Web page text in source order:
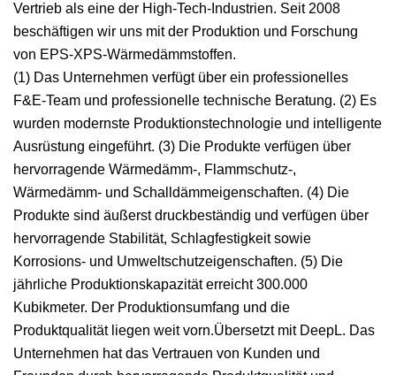
Vertrieb als eine der High-Tech-Industrien. Seit 2008
beschäftigen wir uns mit der Produktion und Forschung
von EPS-XPS-Wärmedämmstoffen.
(1) Das Unternehmen verfügt über ein professionelles
F&E-Team und professionelle technische Beratung. (2) Es
wurden modernste Produktionstechnologie und intelligente
Ausrüstung eingeführt. (3) Die Produkte verfügen über
hervorragende Wärmedämm-, Flammschutz-,
Wärmedämm- und Schalldämmeigenschaften. (4) Die
Produkte sind äußerst druckbeständig und verfügen über
hervorragende Stabilität, Schlagfestigkeit sowie
Korrosions- und Umweltschutzeigenschaften. (5) Die
jährliche Produktionskapazität erreicht 300.000
Kubikmeter. Der Produktionsumfang und die
Produktqualität liegen weit vorn.Übersetzt mit DeepL. Das
Unternehmen hat das Vertrauen von Kunden und